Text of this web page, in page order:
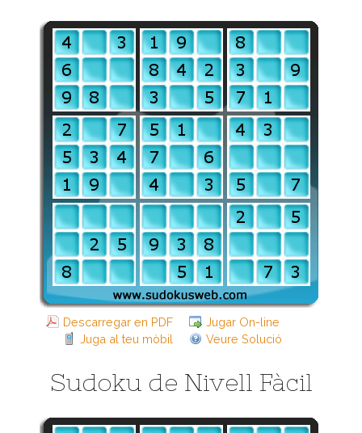
Descarregar en PDF
Jugar On-line
Juga al teu mòbil
Veure Solució
Sudoku de Nivell Fàcil